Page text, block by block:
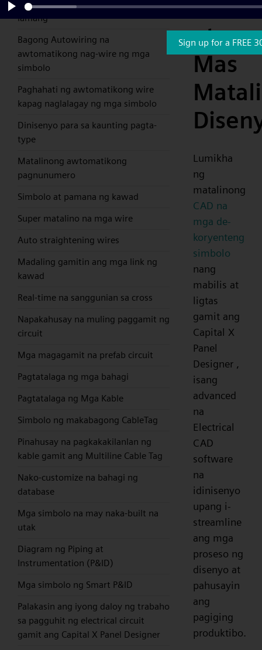
install, simpleng pag-drag at drop
lamang
Bagong Autowiring na
awtomatikong nag-wire ng mga
simbolo
Paghahati ng awtomatikong wire
kapag naglalagay ng mga simbolo
Dinisenyo para sa kaunting pagta-
type
Matalinong awtomatikong
pagnunumero
Simbolo at pamana ng kawad
Super matalino na mga wire
Auto straightening wires
Madaling gamitin ang mga link ng
kawad
Real-time na sanggunian sa cross
Napakahusay na muling paggamit ng
circuit
Mga magagamit na prefab circuit
Pagtatalaga ng mga bahagi
Pagtatalaga ng Mga Kable
Simbolo ng makabagong CableTag
Pinahusay na pagkakakilanlan ng
kable gamit ang Multiline Cable Tag
Nako-customize na bahagi ng
database
Mga simbolo na may naka-built na
utak
Diagram ng Piping at
Instrumentation (P&ID)
Mga simbolo ng Smart P&ID
Palakasin ang iyong daloy ng trabaho
sa pagguhit ng electrical circuit
gamit ang Capital X Panel Designer
at
Mas
Lumikha
ng
matalinong
CAD na
mga de-
koryenteng
simbolo
nang
mabilis at
ligtas
gamit ang
Capital X
Panel
Designer ,
isang
advanced
na
Electrical
CAD
software
na
idinisenyo
upang i-
streamline
ang mga
proseso ng
disenyo at
pahusayin
ang
pagiging
produktibo.
Play
Sign up for a FREE